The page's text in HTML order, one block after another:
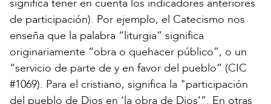
significa tener en cuenta los indicadores anteriores
de participación). Por ejemplo, el Catecismo nos
enseña que la palabra “liturgia” significa
originariamente “obra o quehacer público”, o un
“servicio de parte de y en favor del pueblo” (CIC
#1069). Para el cristiano, significa la "participación
del pueblo de Dios en ‘la obra de Dios’”. En otras